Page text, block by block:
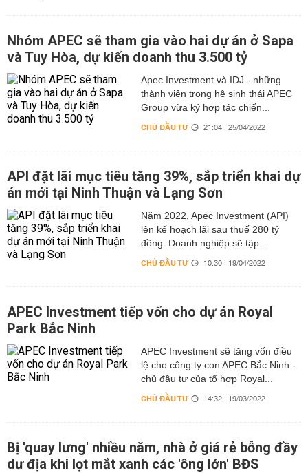
Nhóm APEC sẽ tham gia vào hai dự án ở Sapa
và Tuy Hòa, dự kiến doanh thu 3.500 tỷ
Apec Investment và IDJ - những
thành viên trong hệ sinh thái APEC
Group vừa ký hợp tác chiến...
CHỦ ĐẦU TƯ 21:04 | 25/04/2022
API đặt lãi mục tiêu tăng 39%, sắp triển khai dự
án mới tại Ninh Thuận và Lạng Sơn
Năm 2022, Apec Investment (API)
lên kế hoạch lãi sau thuế 280 tỷ
đồng. Doanh nghiệp sẽ tập...
CHỦ ĐẦU TƯ 10:30 | 19/04/2022
APEC Investment tiếp vốn cho dự án Royal
Park Bắc Ninh
APEC Investment sẽ tăng vốn điều
lệ cho công ty con APEC Bắc Ninh -
chủ đầu tư của tổ hợp Royal...
CHỦ ĐẦU TƯ 14:32 | 19/03/2022
Bị 'quay lưng' nhiều năm, nhà ở giá rẻ bỗng đầy
dư địa khi lọt mắt xanh các 'ông lớn' BĐS